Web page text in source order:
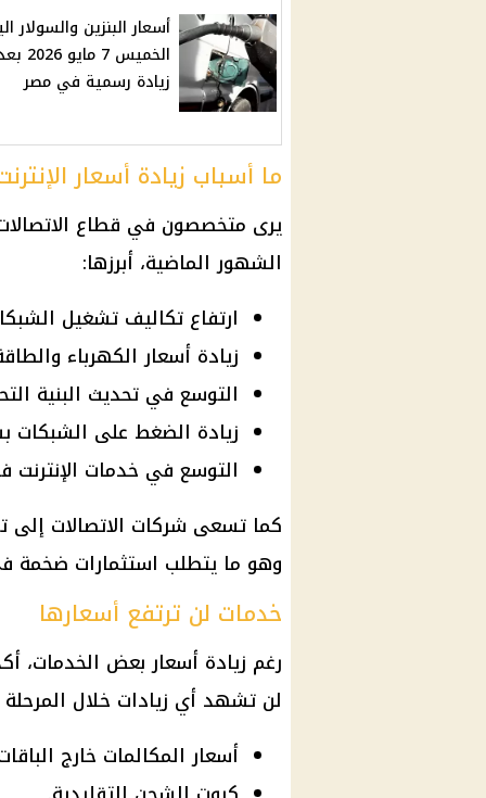
أسعار البنزين والسولار
الخميس
زيادة رسمية في مصر
ما أسباب زيادة أسعار
يرى متخصصون في قطاع
الشهور الماضية، أبرزها:
ارتفاع تكاليف تشغيل
زيادة أسعار الكهرباء
التوسع في تحديث البنية
زيادة الضغط على الشبكات
التوسع في خدمات الإنترنت
كما تسعى شركات الاتصالات إلى
وهو ما يتطلب استثمارات ضخمة
خدمات لن ترتفع أسعارها
رغم زيادة أسعاربعض الخدمات،
لن تشهد أي زيادات خلال المرحلة
أسعار المكالمات خارج